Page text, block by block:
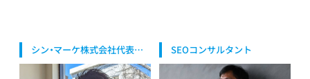
シン・マーケ株式会社代表取
締役/代表マーケター
SEOコンサルタント